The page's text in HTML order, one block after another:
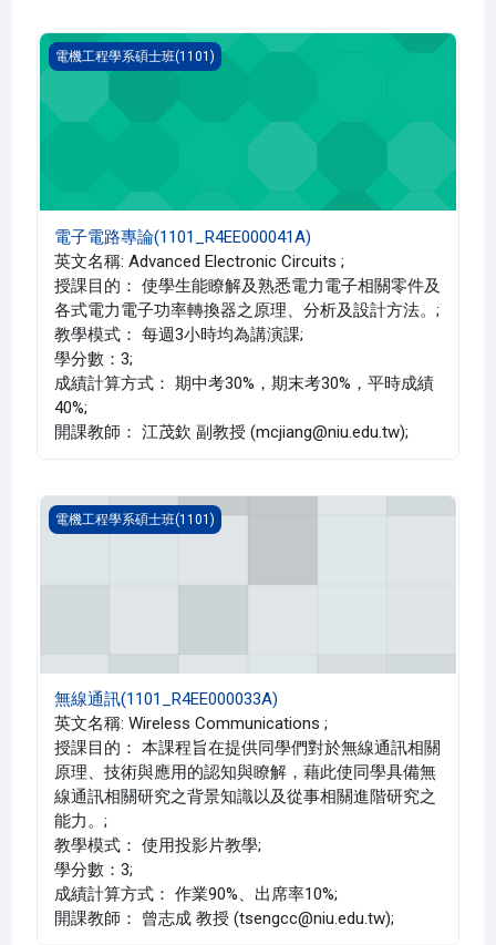
電子電路專論(1101_R4EE000041A)
電機工程學系碩士班(1101)
電子電路專論(1101_R4EE000041A)
英文名稱: Advanced Electronic Circuits ;
授課目的： 使學生能瞭解及熟悉電力電子相關零件及
各式電力電子功率轉換器之原理、分析及設計方法。;
教學模式： 每週3小時均為講演課;
學分數：3;
成績計算方式： 期中考30%，期末考30%，平時成績
40%;
開課教師： 江茂欽 副教授 (mcjiang@niu.edu.tw);
無線通訊(1101_R4EE000033A)
電機工程學系碩士班(1101)
無線通訊(1101_R4EE000033A)
英文名稱: Wireless Communications ;
授課目的： 本課程旨在提供同學們對於無線通訊相關
原理、技術與應用的認知與瞭解，藉此使同學具備無
線通訊相關研究之背景知識以及從事相關進階研究之
能力。;
教學模式： 使用投影片教學;
學分數：3;
成績計算方式： 作業90%、出席率10%;
開課教師： 曾志成 教授 (tsengcc@niu.edu.tw);